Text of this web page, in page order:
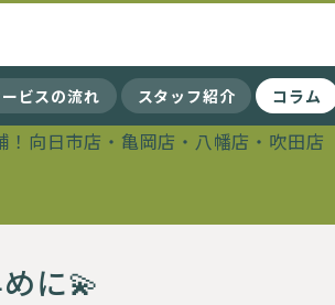
ビスの流れ スタッフ紹介 コラム
に💫